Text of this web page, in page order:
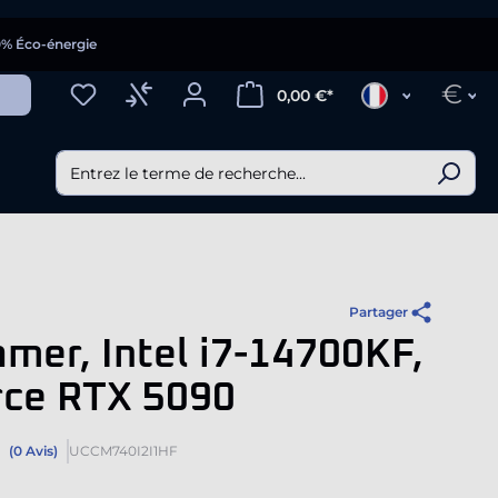
Éco-énergie
0,00 €* €
Partager
Intel i7-14700KF,
RTX 5090
(0 Avis) UCCM740I2I1HF